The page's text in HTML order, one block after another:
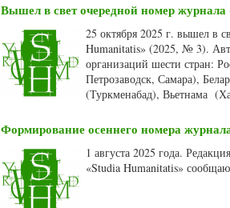
Вышел в свет очередной номер
25 октября 2025 г. вышел в
Humanitatis» (2025, № 3).
организаций шести стран:
Петрозаводск, Самара),
(Туркменабад), Вьетнама
Формирование осеннего номера
1 августа 2025 года.
«Studia Humanitatis»